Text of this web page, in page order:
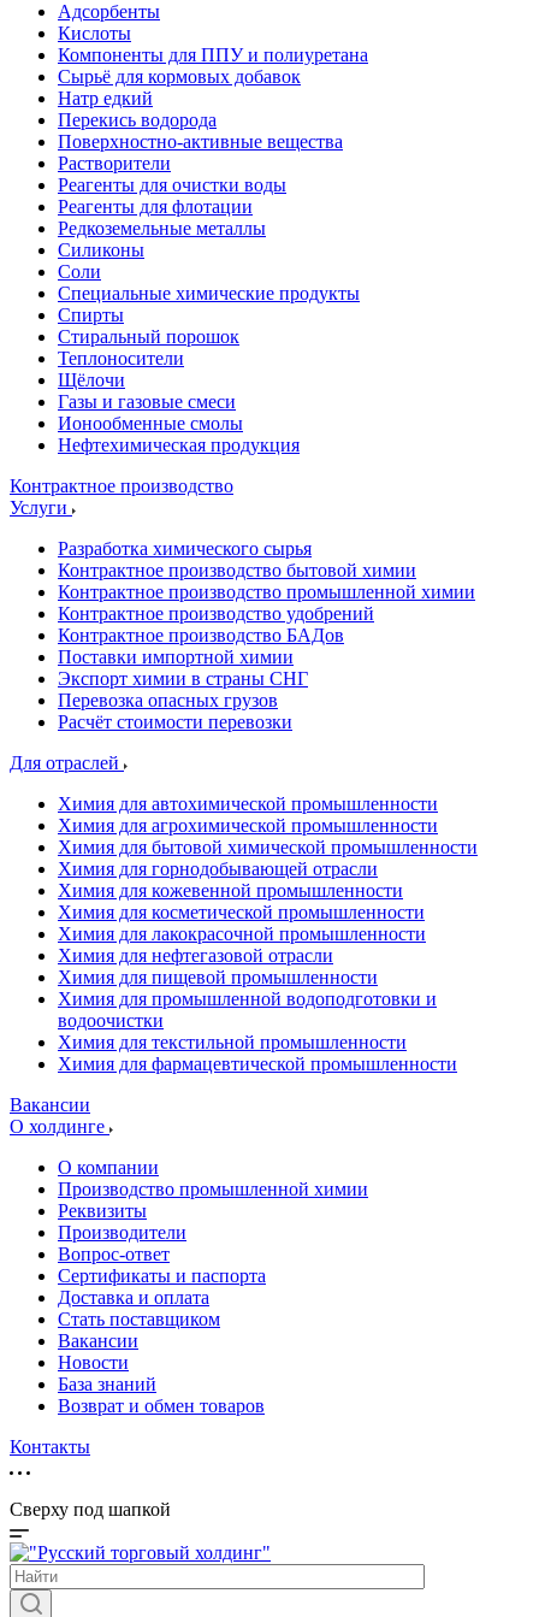
Адсорбенты
Кислоты
Компоненты для ППУ и полиуретана
Сырьё для кормовых добавок
Натр едкий
Перекись водорода
Поверхностно-активные вещества
Растворители
Реагенты для очистки воды
Реагенты для флотации
Редкоземельные металлы
Силиконы
Соли
Специальные химические продукты
Спирты
Стиральный порошок
Теплоносители
Щёлочи
Газы и газовые смеси
Ионообменные смолы
Нефтехимическая продукция
Контрактное производство
Услуги
Разработка химического сырья
Контрактное производство бытовой химии
Контрактное производство промышленной химии
Контрактное производство удобрений
Контрактное производство БАДов
Поставки импортной химии
Экспорт химии в страны СНГ
Перевозка опасных грузов
Расчёт стоимости перевозки
Для отраслей
Химия для автохимической промышленности
Химия для агрохимической промышленности
Химия для бытовой химической промышленности
Химия для горнодобывающей отрасли
Химия для кожевенной промышленности
Химия для косметической промышленности
Химия для лакокрасочной промышленности
Химия для нефтегазовой отрасли
Химия для пищевой промышленности
Химия для промышленной водоподготовки и
водоочистки
Химия для текстильной промышленности
Химия для фармацевтической промышленности
Вакансии
О холдинге
О компании
Производство промышленной химии
Реквизиты
Производители
Вопрос-ответ
Сертификаты и паспорта
Доставка и оплата
Стать поставщиком
Вакансии
Новости
База знаний
Возврат и обмен товаров
Контакты
Сверху под шапкой